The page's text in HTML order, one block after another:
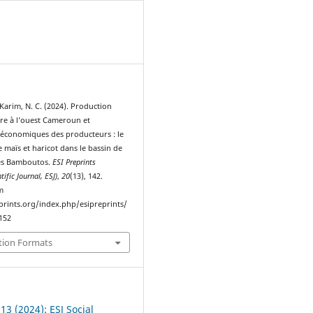
N. C. (2024). Production
à l’ouest Cameroun et
des producteurs : le
maïs et haricot dans le bassin de
Bamboutos.ESI Preprints
Journal, ESJ),20(13), 142.
index.php/esipreprints/
Formats
(2024): ESJ Social